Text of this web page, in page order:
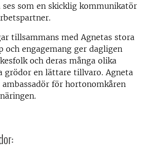
som en skicklig kommunikatör
tillsammans med Agnetas stora
och engagemang ger dagligen
och deras många olika
grödor en lättare tillvaro. Agneta
för hortonomkåren